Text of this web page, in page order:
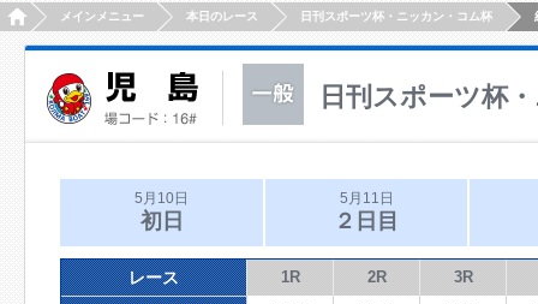
HOMEメインメニュー 本日のレース 日刊スポーツ杯・ニッカン・コム杯
日刊スポーツ杯
5月10日
初日
5月11日
２日目
レース 1R 2R 3R